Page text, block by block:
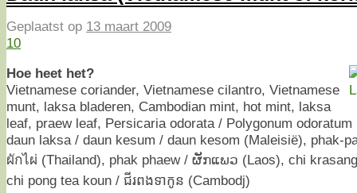
Geplaatst op 13 maart 2009
10
Hoe heet het?
Vietnamese coriander, Vietnamese cilantro, Vietnamese
munt, laksa bladeren, Cambodian mint, hot mint, laksa
leaf, praew leaf, Persicaria odorata / Polygonum
daun laksa / daun kesum / daun kesom (Maleisië), phak-
ผักไผ่ (Thailand), phak phaew / ຜັກແພວ (Laos), chi
chi pong tea koun / ជីរពងទាកូន (Cambodj)